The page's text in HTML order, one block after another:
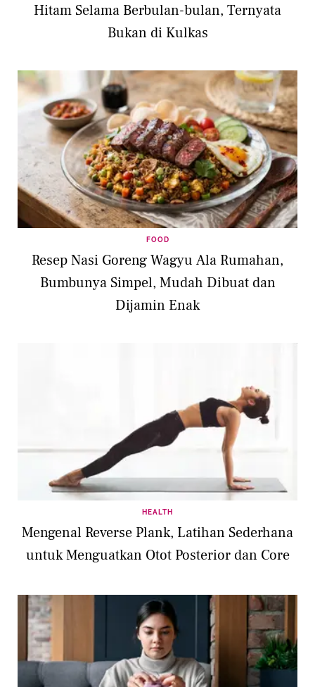
Hitam Selama Berbulan-bulan, Ternyata
Bukan di Kulkas
FOOD
Resep Nasi Goreng Wagyu Ala Rumahan,
Bumbunya Simpel, Mudah Dibuat dan
Dijamin Enak
HEALTH
Mengenal Reverse Plank, Latihan Sederhana
untuk Menguatkan Otot Posterior dan Core